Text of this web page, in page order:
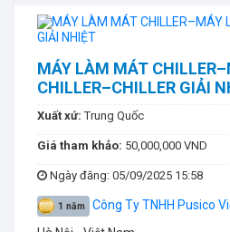
MÁY LÀM MÁT
CHILLER–CHILLER GIẢI
Xuất xứ:Trung Quốc
Giá tham khảo: 50,000,000 VND
Ngày đăng: 05/09/2025 15:58
1 năm
Công Ty TNHH Pusico